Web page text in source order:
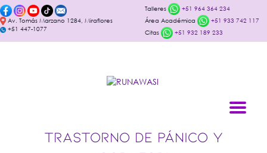
Av. Tomás Marzano 1284, Miraflores
+51 447-1077
Talleres
+51 964 364 234
Área Académica
+51 933 742 117
Citas
+51 932 189 233
TRASTORNO DE PÁNICO Y